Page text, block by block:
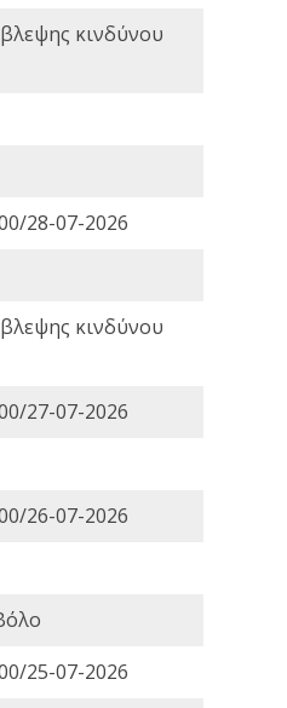
κινδύνου
28-07-2026
κινδύνου
27-07-2026
26-07-2026
25-07-2026